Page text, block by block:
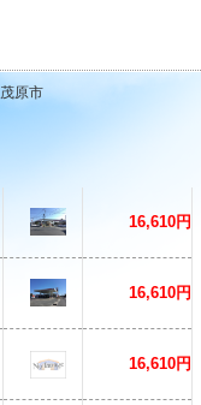
茂原市
16,610円
16,610円
16,610円